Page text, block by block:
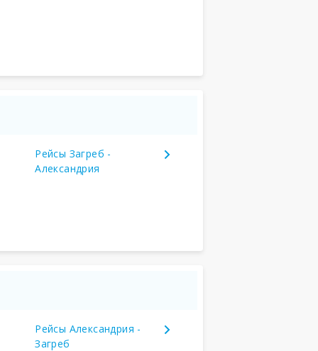
Рейсы Загреб -
Александрия
Рейсы Александрия -
Загреб